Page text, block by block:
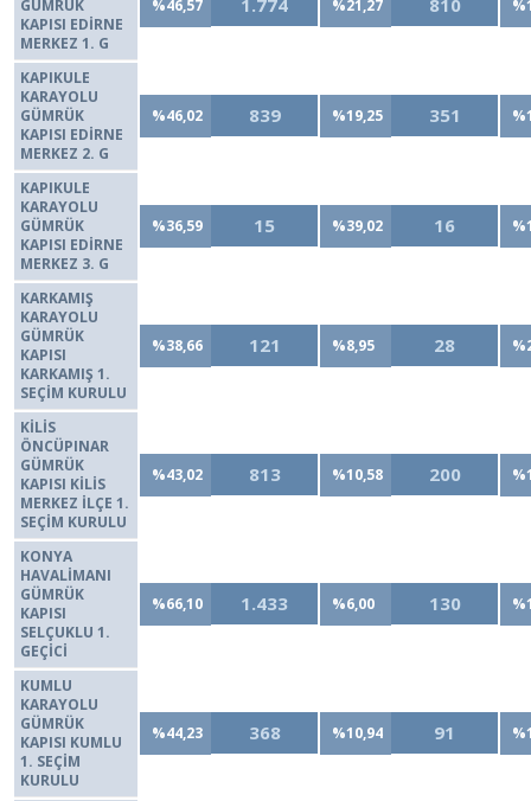
GÜMRÜK
KAPISI EDİRNE
MERKEZ 1. G
%46,57 1.774 %21,27 810
KAPIKULE
KARAYOLU
GÜMRÜK
KAPISI EDİRNE
MERKEZ 2. G
%46,02 839 %19,25 351
KAPIKULE
KARAYOLU
GÜMRÜK
KAPISI EDİRNE
MERKEZ 3. G
%36,59 15 %39,02 16
KARKAMIŞ
KARAYOLU
GÜMRÜK
KAPISI
KARKAMIŞ 1.
SEÇİM KURULU
%38,66 121 %8,95 28
KİLİS
ÖNCÜPINAR
GÜMRÜK
KAPISI KİLİS
MERKEZ İLÇE 1.
SEÇİM KURULU
%43,02 813 %10,58 200
KONYA
HAVALİMANI
GÜMRÜK
KAPISI
SELÇUKLU 1.
GEÇİCİ
%66,10 1.433 %6,00 130
KUMLU
KARAYOLU
GÜMRÜK
KAPISI KUMLU
1. SEÇİM
KURULU
%44,23 368 %10,94 91